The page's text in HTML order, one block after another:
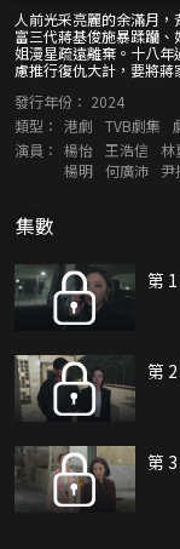
人前光采亮麗的余滿月
富三代蔣基俊施暴蹂躪
姐漫星疏遠離棄。十八
慮推行復仇大計，要將
無情反撲，滿月不惜代價
應！
發行年份： 2024
類型： 港劇 TVB劇集
演員： 楊怡 王浩信 林
楊明 何廣沛 尹
集數
第
第
第